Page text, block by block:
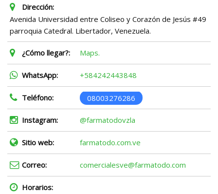
Dirección:
Avenida Universidad entre Coliseo y Corazón de Jesús #49
parroquia Catedral. Libertador, Venezuela.
¿Cómo llegar?: Maps.
WhatsApp: +584242443848
Teléfono: 08003276286
Instagram: @farmatodovzla
Sitio web: farmatodo.com.ve
Correo: comercialesve@farmatodo.com
Horarios: